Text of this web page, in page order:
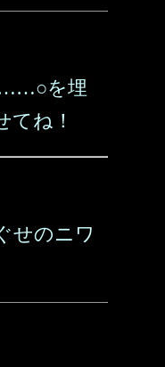
……○を埋
てね！
せのニワ